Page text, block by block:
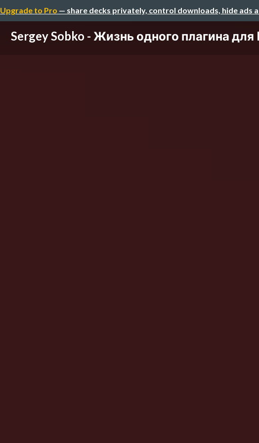
Upgrade to Pro — share decks privately, control downloads, hide ads
Sergey Sobko - Жизнь одного плагина для